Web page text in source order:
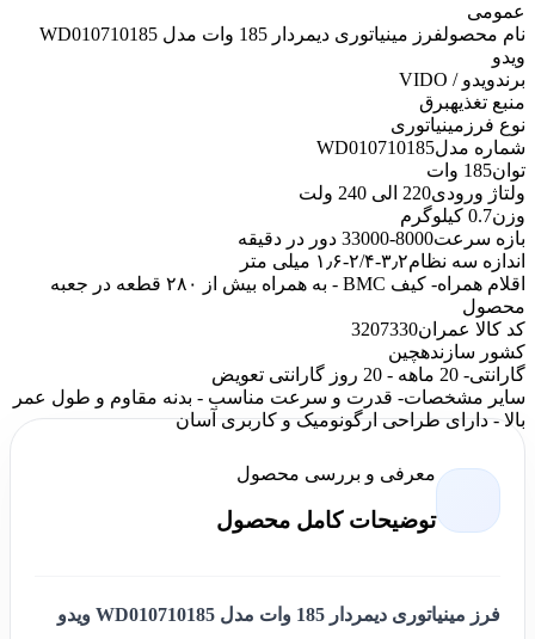
عمومی
نام محصول
فرز مینیاتوری دیمردار 185 وات مدل WD010710185
ویدو
برندویدو / VIDO
منبع تغذیهبرق
نوع فرز مینیاتوری
شماره مدلWD010710185
توان185 وات
ولتاژ ورودی220 الی 240 ولت
وزن0.7 کیلوگرم
بازه سرعت8000-33000 دور در دقیقه
اندازه سه نظام۳٫۲-۲/۴-۱٫۶ میلی متر
اقلام همراه
- کیف BMC - به همراه بیش از ۲۸۰ قطعه در جعبه
محصول
کد کالا عمران3207330
کشور سازندهچین
گارانتی- 20 ماهه - 20 روز گارانتی تعویض
سایر مشخصات- قدرت و سرعت مناسب - بدنه مقاوم و طول عمر
بالا - دارای طراحی ارگونومیک و کاربری آسان
معرفی و بررسی محصول
توضیحات کامل محصول
فرز مینیاتوری دیمردار 185 وات مدل WD010710185 ویدو